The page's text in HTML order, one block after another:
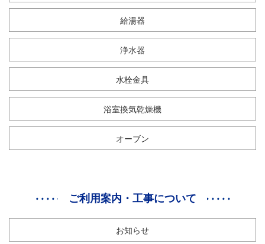
給湯器
浄水器
水栓金具
浴室換気乾燥機
オーブン
ご利用案内・工事について
お知らせ